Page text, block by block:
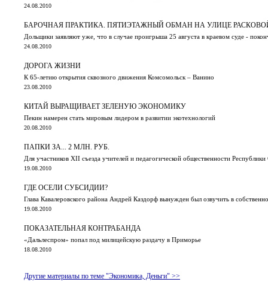
24.08.2010
БАРОЧНАЯ ПРАКТИКА. ПЯТИЭТАЖНЫЙ ОБМАН НА УЛИЦЕ
Дольщики заявляют уже, что в случае проигрыша 25 августа в краевом суде -
24.08.2010
ДОРОГА ЖИЗНИ
К 65-летию открытия сквозного движения Комсомольск – Ванино
23.08.2010
КИТАЙ ВЫРАЩИВАЕТ ЗЕЛЕНУЮ ЭКОНОМИКУ
Пекин намерен стать мировым лидером в развитии экотехнологий
20.08.2010
ПАПКИ ЗА... 2 МЛН. РУБ.
Для участников XII съезда учителей и педагогической общественности
19.08.2010
ГДЕ ОСЕЛИ СУБСИДИИ?
Глава Кавалеровского района Андрей Каздорф вынужден был озвучить в
19.08.2010
ПОКАЗАТЕЛЬНАЯ КОНТРАБАНДА
«Дальлеспром» попал под милицейскую раздачу в Приморье
18.08.2010
Другие материалы по теме "Экономика, Деньги" >>